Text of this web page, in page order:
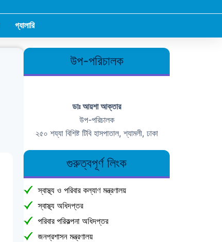
গ্যালারি
উপ-পরিচালক
ডাঃ আয়শা আক্তার
উপ-পরিচালক
২৫০ শয্যা বিশিষ্ট টিবি হাসপাতাল, শ্যামলী, ঢাকা
গুরুত্বপূর্ণ লিংক
স্বাস্থ্য ও পরিবার কল্যাণ মন্ত্রণালয়
স্বাস্থ্য অধিদপ্তর
পরিবার পরিকল্পনা অধিদপ্তর
জনপ্রশাসন মন্ত্রণালয়